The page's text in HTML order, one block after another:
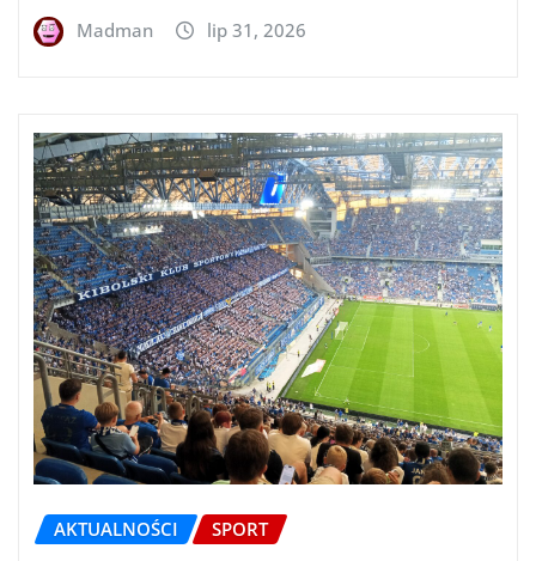
Madman lip 31, 2026
AKTUALNOŚCI SPORT